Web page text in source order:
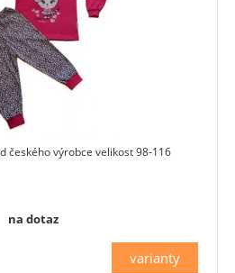
českého výrobce velikost 98-116
na dotaz
varianty